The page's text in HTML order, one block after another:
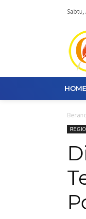
HOME